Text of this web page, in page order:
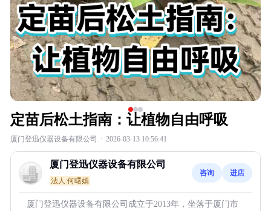
定苗后松土指南：让植物自由呼吸
厦门登迅仪器设备有限公司 · 2026-03-13 10:56:41
厦门登迅仪器设备有限公司
法人:何曙嫣
咨询 进店
厦门登迅仪器设备有限公司成立于2013年，坐落于厦门市